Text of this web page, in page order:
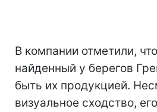
В компании отметили,
найденный у берегов
быть их продукцией.
визуальное сходство,